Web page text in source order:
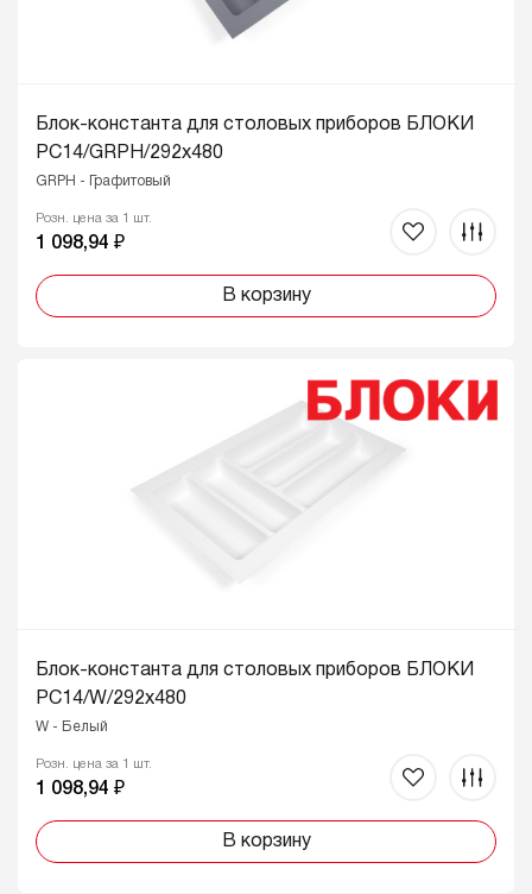
Блок-константа для столовых приборов БЛОКИ
PC14/GRPH/292x480
GRPH - Графитовый
Розн. цена за 1 шт.
1 098,94 ₽
В корзину
Блок-константа для столовых приборов БЛОКИ
PC14/W/292x480
W - Белый
Розн. цена за 1 шт.
1 098,94 ₽
В корзину